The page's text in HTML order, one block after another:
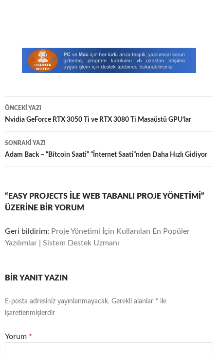
Yazı
dolaşımı
ÖNCEKI YAZI
Nvidia GeForce RTX 3050 Ti ve RTX 3080 Ti Masaüstü GPU’lar
SONRAKI YAZI
Adam Back – “Bitcoin Saati” “İnternet Saati”nden Daha Hızlı Gidiyor
“EASY PROJECTS ILE WEB TABANLI PROJE YÖNETIMI”
ÜZERINE BIR YORUM
Geri bildirim: Proje Yönetimi İçin Kullanılan En Popüler
Yazılımlar | Sistem Destek Uzmanı
BIR YANIT YAZIN
E-posta adresiniz yayınlanmayacak. Gerekli alanlar * ile
işaretlenmişlerdir
Yorum *